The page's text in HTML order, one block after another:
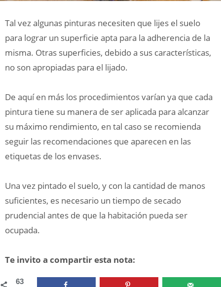
Tal vez algunas pinturas necesiten que lijes el suelo
para lograr un superficie apta para la adherencia de la
misma. Otras superficies, debido a sus características,
no son apropiadas para el lijado.
De aquí en más los procedimientos varían ya que cada
pintura tiene su manera de ser aplicada para alcanzar
su máximo rendimiento, en tal caso se recomienda
seguir las recomendaciones que aparecen en las
etiquetas de los envases.
Una vez pintado el suelo, y con la cantidad de manos
suficientes, es necesario un tiempo de secado
prudencial antes de que la habitación pueda ser
ocupada.
Te invito a compartir esta nota:
63